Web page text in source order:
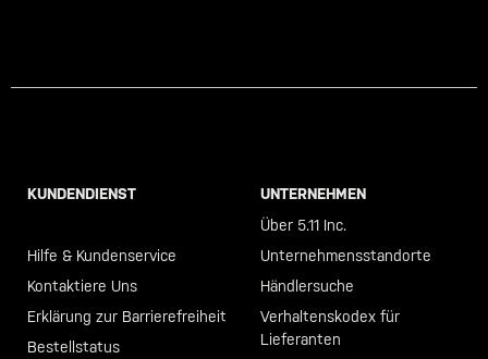
KUNDENDIENST
Hilfe & Kundenservice
Kontaktiere Uns
Erklärung zur Barrierefreiheit
Bestellstatus
UNTERNEHMEN
Über 5.11 Inc.
Unternehmensstandorte
Händlersuche
Verhaltenskodex für
Lieferanten